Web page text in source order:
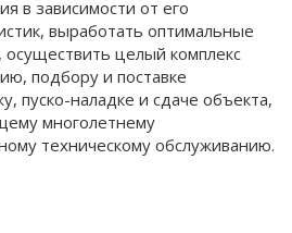
в зависимости от его
выработать оптимальные
целый комплекс
подбору и поставке
пуско-наладке и сдаче объекта,
многолетнему
техническому обслуживанию.